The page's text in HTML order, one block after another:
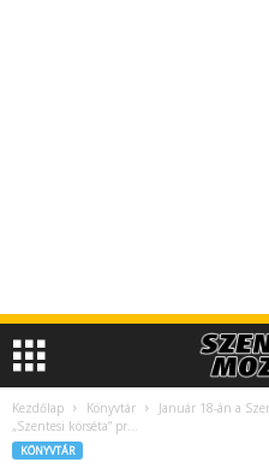
Kezdőlap Könyvtár
Január 18-án a
„Szentesi körséta” pr…
KÖNYVTÁR